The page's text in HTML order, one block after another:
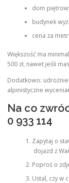
dom
budynek
cena za
Większość ma
500 zł, nawet jeśli
Dodatkowo:
alpinistyczne
Na co
0 933 114
Zapytaj o
dojazd z
Poproś o
Ustal, czy w